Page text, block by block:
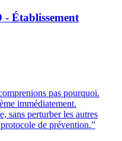
- Établissement
pas pourquoi.
immédiatement.
sans perturber les autres
de prévention.”